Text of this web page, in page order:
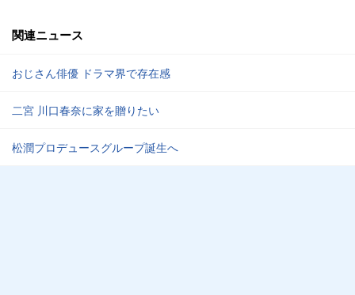
関連ニュース
おじさん俳優 ドラマ界で存在感
二宮 川口春奈に家を贈りたい
松潤プロデュースグループ誕生へ